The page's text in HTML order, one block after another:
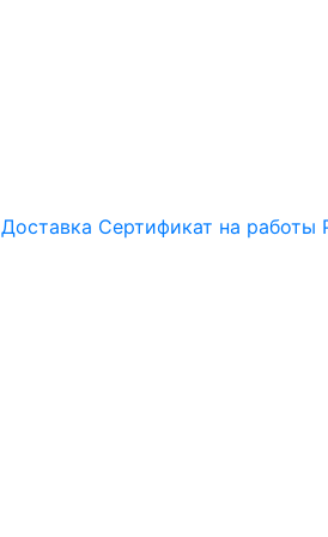
Доставка Сертификат на работы